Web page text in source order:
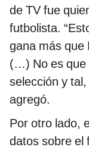
de TV fue
futbolista.
gana más que
(…) No es que
selección y
agregó.
Por otro lado,
datos sobre el